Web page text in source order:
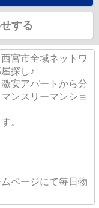
する
宮市全域ネットワ
探し♪
安アパートから分
ンスリーマンショ
。
ページにて毎日物